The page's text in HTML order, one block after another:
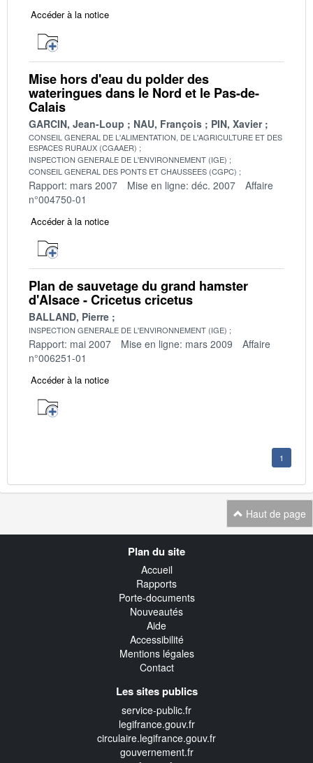
Accéder à la notice
Mise hors d'eau du polder des
wateringues dans le Nord et le Pas-de-
Calais
GARCIN, Jean-Loup NAU, François PIN, Xavier
CONSEIL GENERAL DE L'ALIMENTATION, DE L'AGRICULTURE ET DES
ESPACES RURAUX (CGAAER)
INSPECTION GENERALE DE L'ENVIRONNEMENT (IGE)
CONSEIL GENERAL DES PONTS ET CHAUSSEES (CGPC)
Rapport: mars 2007 Mise en ligne: déc. 2007
Affaire
n°004750-01
Accéder à la notice
Plan de sauvetage du grand hamster
d'Alsace - Cricetus cricetus
BALLAND, Pierre
INSPECTION GENERALE DE L'ENVIRONNEMENT (IGE)
Rapport: mai 2007 Mise en ligne: mars 2009
Affaire
n°006251-01
Accéder à la notice
1
Haut de page
Plan du site
Accueil
Rapports
Porte-documents
Nouveautés
Aide
Accessibilité
Mentions légales
Contact
Les sites publics
service-public.fr
legifrance.gouv.fr
circulaire.legifrance.gouv.fr
gouvernement.fr